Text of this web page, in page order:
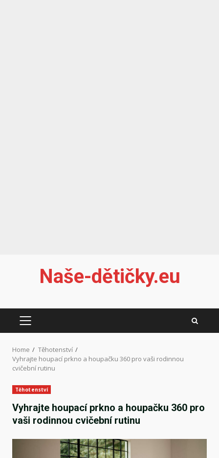
Naše-dětičky.eu
PRIMARY
Home
Těhotenství
Vyhrajte houpací prkno a houpačku 360 pro vaši rodinnou
cvičební rutinu
Těhotenství
Vyhrajte houpací prkno a houpačku 360 pro
vaši rodinnou cvičební rutinu